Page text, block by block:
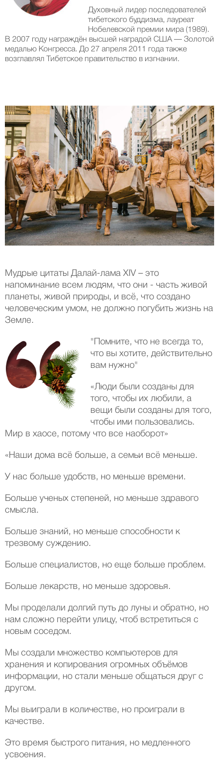
Духовный лидер последователей
тибетского буддизма, лауреат
Нобелевской премии мира (1989).
В 2007 году награждён высшей наградой США — Золотой
медалью Конгресса. До 27 апреля 2011 года также
возглавлял Тибетское правительство в изгнании.
Мудрые цитаты Далай-лама XIV – это
напоминание всем людям, что они - часть живой
планеты, живой природы, и всё, что создано
человеческим умом, не должно погубить жизнь на
Земле.
"Помните, что не всегда то,
что вы хотите, действительно
вам нужно"
«Люди были созданы для
того, чтобы их любили, а
вещи были созданы для того,
чтобы ими пользовались.
Мир в хаосе, потому что все наоборот»
«Наши дома всё больше, а семьи всё меньше.
У нас больше удобств, но меньше времени.
Больше ученых степеней, но меньше здравого
смысла.
Больше знаний, но меньше способности к
трезвому суждению.
Больше специалистов, но еще больше проблем.
Больше лекарств, но меньше здоровья.
Мы проделали долгий путь до луны и обратно, но
нам сложно перейти улицу, чтоб встретиться с
новым соседом.
Мы создали множество компьютеров для
хранения и копирования огромных объёмов
информации, но стали меньше общаться друг с
другом.
Мы выиграли в количестве, но проиграли в
качестве.
Это время быстрого питания, но медленного
усвоения.